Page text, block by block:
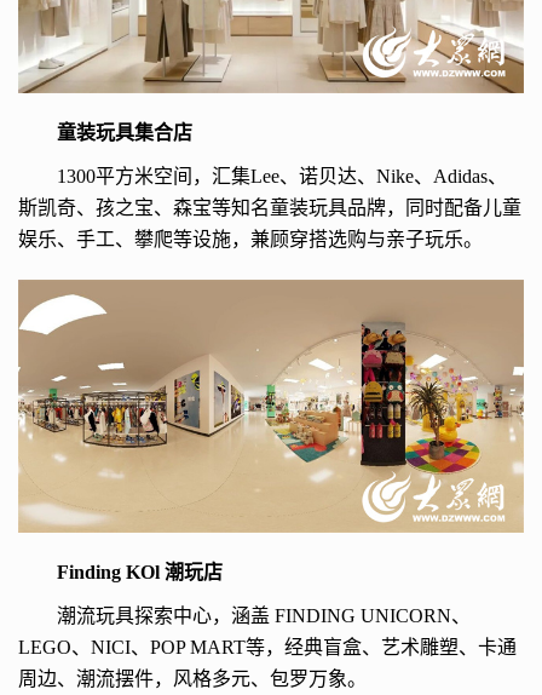
童装玩具集合店
1300平方米空间，汇集Lee、诺贝达、Nike、Adidas、
斯凯奇、孩之宝、森宝等知名童装玩具品牌，同时配备儿童
娱乐、手工、攀爬等设施，兼顾穿搭选购与亲子玩乐。
Finding KOl 潮玩店
潮流玩具探索中心，涵盖 FINDING UNICORN、
LEGO、NICI、POP MART等，经典盲盒、艺术雕塑、卡通
周边、潮流摆件，风格多元、包罗万象。